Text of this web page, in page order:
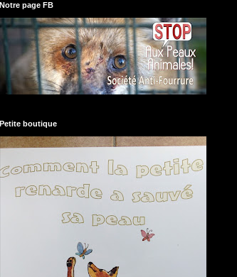
Notre page FB
Petite boutique